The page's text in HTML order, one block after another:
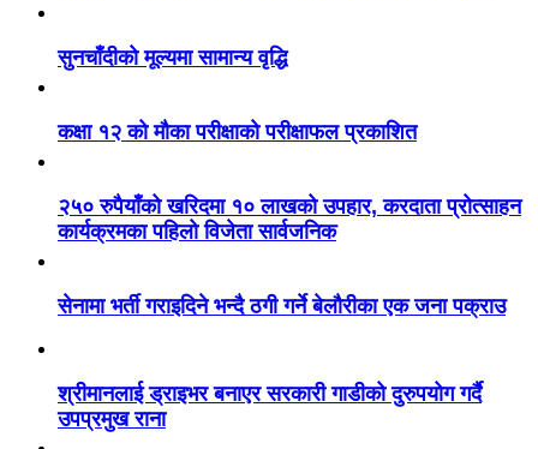
सुनचाँदीको मूल्यमा सामान्य वृद्धि
कक्षा १२ को मौका परीक्षाको परीक्षाफल प्रकाशित
२५० रुपैयाँको खरिदमा १० लाखको उपहार, करदाता प्रोत्साहन
कार्यक्रमका पहिलो विजेता सार्वजनिक
सेनामा भर्ती गराइदिने भन्दै ठगी गर्ने बेलौरीका एक जना पक्राउ
श्रीमानलाई ड्राइभर बनाएर सरकारी गाडीको दुरुपयोग गर्दै
उपप्रमुख राना